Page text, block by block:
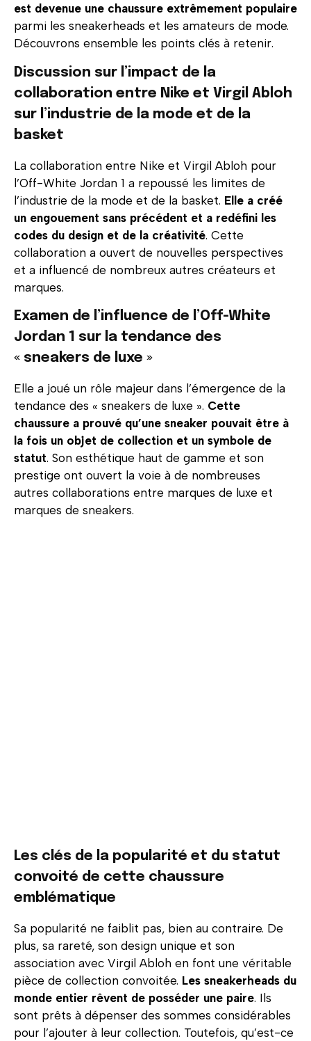
est devenue une chaussure extrêmement populaire
parmi les sneakerheads et les amateurs de mode.
Découvrons ensemble les points clés à retenir.
Discussion sur l’impact de la
collaboration entre Nike et Virgil Abloh
sur l’industrie de la mode et de la
basket
La collaboration entre Nike et Virgil Abloh pour
l’Off-White Jordan 1 a repoussé les limites de
l’industrie de la mode et de la basket. Elle a créé
un engouement sans précédent et a redéfini les
codes du design et de la créativité. Cette
collaboration a ouvert de nouvelles perspectives
et a influencé de nombreux autres créateurs et
marques.
Examen de l’influence de l’Off-White
Jordan 1 sur la tendance des
« sneakers de luxe »
Elle a joué un rôle majeur dans l’émergence de la
tendance des « sneakers de luxe ». Cette
chaussure a prouvé qu’une sneaker pouvait être à
la fois un objet de collection et un symbole de
statut. Son esthétique haut de gamme et son
prestige ont ouvert la voie à de nombreuses
autres collaborations entre marques de luxe et
marques de sneakers.
Les clés de la popularité et du statut
convoité de cette chaussure
emblématique
Sa popularité ne faiblit pas, bien au contraire. De
plus, sa rareté, son design unique et son
association avec Virgil Abloh en font une véritable
pièce de collection convoitée. Les sneakerheads du
monde entier rêvent de posséder une paire. Ils
sont prêts à dépenser des sommes considérables
pour l’ajouter à leur collection. Toutefois, qu’est-ce